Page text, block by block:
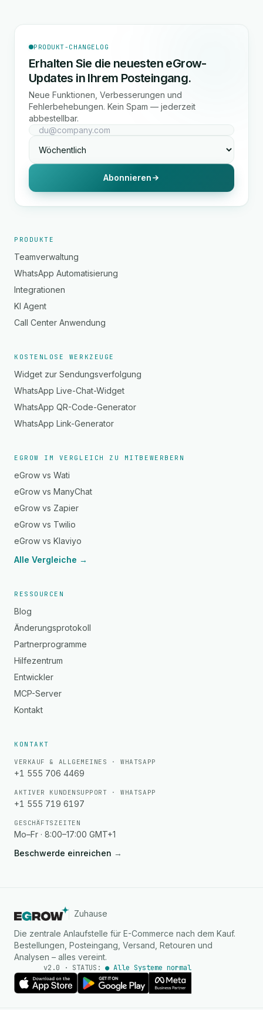
PRODUKT-CHANGELOG
Erhalten Sie die neuesten eGrow-
Updates in Ihrem Posteingang.
Neue Funktionen, Verbesserungen und
Fehlerbehebungen. Kein Spam — jederzeit
abbestellbar.
Abonnieren
PRODUKTE
Teamverwaltung
WhatsApp Automatisierung
Integrationen
KI Agent
Call Center Anwendung
KOSTENLOSE WERKZEUGE
Widget zur Sendungsverfolgung
WhatsApp Live-Chat-Widget
WhatsApp QR-Code-Generator
WhatsApp Link-Generator
EGROW IM VERGLEICH ZU MITBEWERBERN
eGrow vs Wati
eGrow vs ManyChat
eGrow vs Zapier
eGrow vs Twilio
eGrow vs Klaviyo
Alle Vergleiche →
RESSOURCEN
Blog
Änderungsprotokoll
Partnerprogramme
Hilfezentrum
Entwickler
MCP-Server
Kontakt
KONTAKT
VERKAUF & ALLGEMEINES · WHATSAPP
+1 555 706 4469
AKTIVER KUNDENSUPPORT · WHATSAPP
+1 555 719 6197
GESCHÄFTSZEITEN
Mo–Fr · 8:00–17:00 GMT+1
Beschwerde einreichen →
Zuhause
Die zentrale Anlaufstelle für E-Commerce nach dem Kauf.
Bestellungen, Posteingang, Versand, Retouren und
Analysen – alles vereint.
v2.0 · STATUS:● Alle Systeme normal